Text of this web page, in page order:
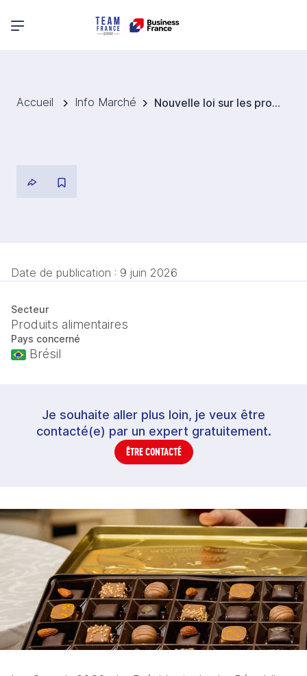
Menu principal
Accueil Info Marché Nouvelle loi sur les produits cacao
Date de publication : 9 juin 2026
Secteur
Produits alimentaires
Pays concerné
Brésil
Je souhaite aller plus loin, je veux être
contacté(e) par un expert gratuitement.
ÊTRE CONTACTÉ